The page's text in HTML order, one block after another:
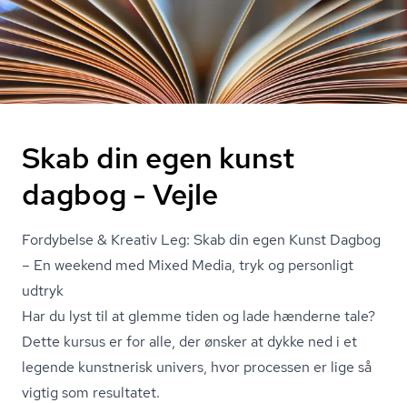
Skab din egen kunst
dagbog - Vejle
Fordybelse & Kreativ Leg: Skab din egen Kunst Dagbog
– En weekend med Mixed Media, tryk og personligt
udtryk
Har du lyst til at glemme tiden og lade hænderne tale?
Dette kursus er for alle, der ønsker at dykke ned i et
legende kunstnerisk univers, hvor processen er lige så
vigtig som resultatet.